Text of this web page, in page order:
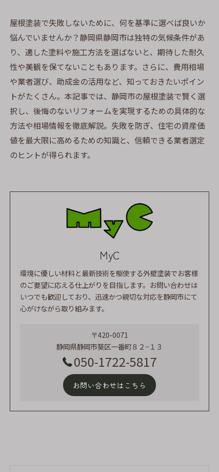
屋根塗装で失敗しないために、何を基準に選べば良いか
悩んでいませんか？静岡県静岡市は独特の気候条件があ
り、適した塗料や施工方法を選ばないと、期待した耐久
性や美観を保てないこともあります。さらに、費用相場
や業者選び、助成金の活用など、知っておきたいポイン
トがたくさん。本記事では、静岡市の屋根塗装で賢く選
択し、後悔のないリフォームを実現するための具体的な
方法や相場情報を徹底解説。失敗を防ぎ、住宅の資産価
値を最大限に高めるための知識と、信頼できる業者選定
のヒントが得られます。
MyC
環境に優しい材料と最新技術を駆使する外壁塗装でお客様
のご要望に応える仕上がりを目指します。お問い合わせは
いつでも歓迎しており、迅速かつ親切な対応を静岡市にて
心がけながら取り組みます。
〒420-0071
静岡県静岡市葵区一番町８２−１３
050-1722-5817
お問い合わせはこちら